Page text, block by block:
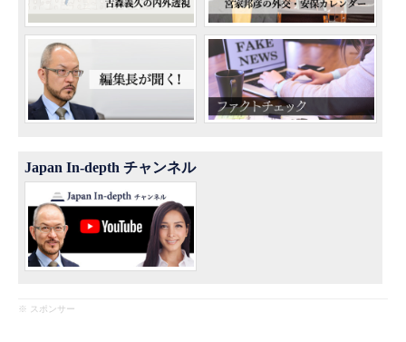
Japan In-depth チャンネル
※ スポンサー